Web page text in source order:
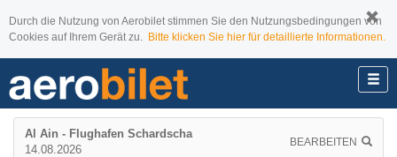
Durch die Nutzung von Aerobilet stimmen Sie den Nutzungsbedingungen von
Cookies auf Ihrem Gerät zu. Bitte klicken Sie hier für detaillierte Informationen.
Al Ain - Flughafen Schardscha
14.08.2026
BEARBEITEN